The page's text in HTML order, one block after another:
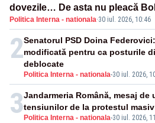
dovezile… De asta nu pleacă
Politica Interna - nationala·30 iul. 2026, 10:46
2
Politica Interna - nationala-30 iul. 2026,
Senatorul PSD Doina
modificată pentru ca posturile
deblocate
3 Politica Interna - nationala-30 iul. 2026,
Jandarmeria Română, mesaj de
tensiunilor de la protestul masiv